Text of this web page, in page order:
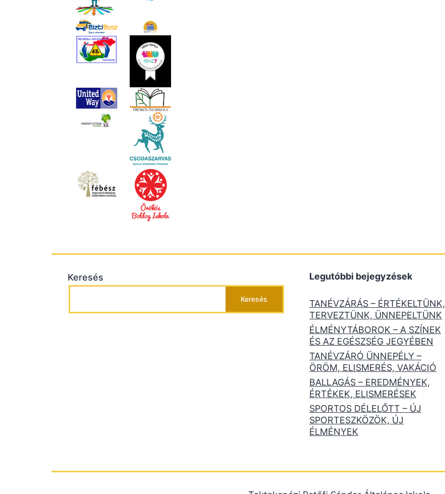
Keresés
Keresés
Legutóbbi bejegyzések
TANÉVZÁRÁS – ÉRTÉKELTÜNK,
TERVEZTÜNK, ÜNNEPELTÜNK
ÉLMÉNYTÁBOROK – A SZÍNEK
ÉS AZ EGÉSZSÉG JEGYÉBEN
TANÉVZÁRÓ ÜNNEPÉLY –
ÖRÖM, ELISMERÉS, VAKÁCIÓ
BALLAGÁS – EREDMÉNYEK,
ÉRTÉKEK, ELISMERÉSEK
SPORTOS DÉLELŐTT – ÚJ
SPORTESZKÖZÖK, ÚJ
ÉLMÉNYEK